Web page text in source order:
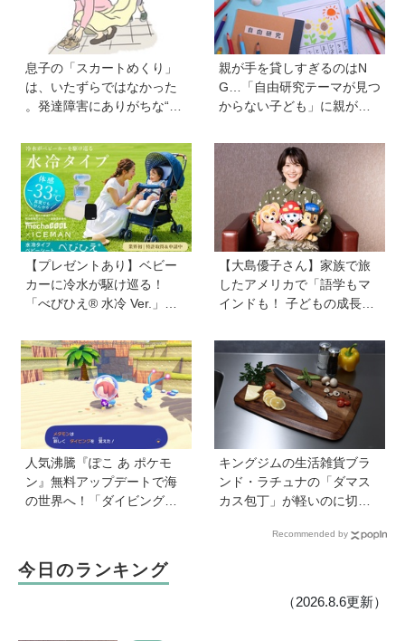
息子の「スカートめくり」
は、いたずらではなかった
。発達障害にありがちな“誤
イザーが解説】
親が手を貸しすぎるのはN
G…「自由研究テーマが見つ
からない子ども」に親がで
専門家・井上顕滋先生が解
【プレゼントあり】ベビー
カーに冷水が駆け巡る！
「べびひえ® 水冷 Ver.」で
かけをサポート
【大島優子さん】家族で旅
したアメリカで「語学もマ
インドも！ 子どもの成長は
た映画『パウ・パトロール
ザ・ダイノ・ムービー』で
はあきらめなければ何でも
できると子どもに知ってほ
人気沸騰『ぽこ あ ポケモ
ン』無料アップデートで海
の世界へ！「ダイビング」
キングジムの生活雑貨ブラ
ンド・ラチュナの「ダマス
カス包丁」が軽いのに切れ
スから卒業【プレゼントあ
Recommended by
今日のランキング
（2026.8.6更新）